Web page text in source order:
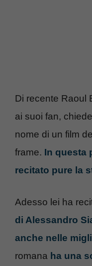
Di recente Raoul
ai suoi fan,
nome di un film
frame. In questa
recitato pure la
Adesso lei ha
di Alessandro
anche nelle
romana ha una